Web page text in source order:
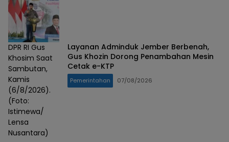
DPR RI Gus
Khosim Saat
Sambutan,
Kamis
(6/8/2026).
(Foto:
Istimewa/
Lensa
Nusantara)
Layanan Adminduk Jember Berbenah,
Gus Khozin Dorong Penambahan Mesin
Cetak e-KTP
Pemerintahan 07/08/2026